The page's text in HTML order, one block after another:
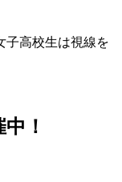
子高校生は視線を
！